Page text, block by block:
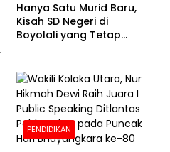
Hanya Satu Murid Baru,
Kisah SD Negeri di
Boyolali yang Tetap
PENDIDIKAN